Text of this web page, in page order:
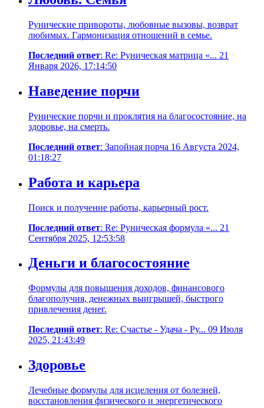
Рунические привороты, любовные вызовы, возврат
любимых. Гармонизация отношений в семье.
Последний ответ: Re: Руническая матрица «... 21
Января 2026, 17:14:50
Наведение порчи
Рунические порчи и проклятия на благосостояние, на
здоровье, на смерть.
Последний ответ: Запойная порча 16 Августа 2024,
01:18:27
Работа и карьера
Поиск и получение работы, карьерный рост.
Последний ответ: Re: Руническая формула «... 21
Сентября 2025, 12:53:58
Деньги и благосостояние
Формулы для повышения доходов, финансового
благополучия, денежных выигрышей, быстрого
привлечения денег.
Последний ответ: Re: Счастье - Удача - Ру... 09 Июля
2025, 21:43:49
Здоровье
Лечебные формулы для исцеления от болезней,
восстановления физического и энергетического